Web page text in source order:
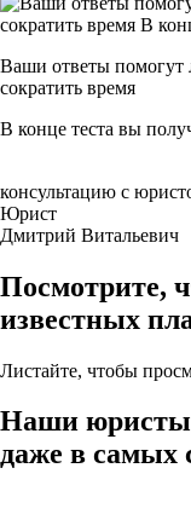
Ваши ответы помогут
сократить время
В конце теста вы
консультацию с
Юрист
Дмитрий Витальевич
Посмотрите,
известных
Листайте, чтобы
Наши юристы
даже в самых